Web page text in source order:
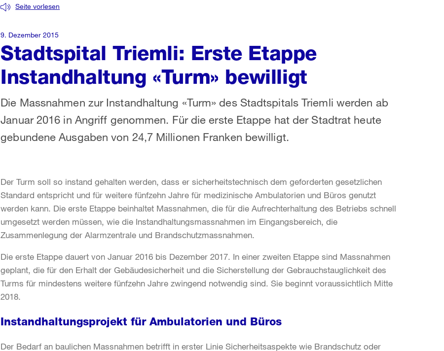
Stadtspital Triemli: Erste Etappe
Instandhaltung «Turm» bewilligt
Seite vorlesen
Die Massnahmen zur Instandhaltung «Turm» des Stadtspitals Triemli werden ab
Januar 2016 in Angriff genommen. Für die erste Etappe hat der Stadtrat heute
gebundene Ausgaben von 24,7 Millionen Franken bewilligt.
9. Dezember 2015
Der Turm soll so instand gehalten werden, dass er sicherheitstechnisch dem geforderten gesetzlichen
Standard entspricht und für weitere fünfzehn Jahre für medizinische Ambulatorien und Büros genutzt
werden kann. Die erste Etappe beinhaltet Massnahmen, die für die Aufrechterhaltung des Betriebs schnell
umgesetzt werden müssen, wie die Instandhaltungsmassnahmen im Eingangsbereich, die
Zusammenlegung der Alarmzentrale und Brandschutzmassnahmen.
Die erste Etappe dauert von Januar 2016 bis Dezember 2017. In einer zweiten Etappe sind Massnahmen
geplant, die für den Erhalt der Gebäudesicherheit und die Sicherstellung der Gebrauchstauglichkeit des
Turms für mindestens weitere fünfzehn Jahre zwingend notwendig sind. Sie beginnt voraussichtlich Mitte
2018.
Instandhaltungsprojekt für Ambulatorien und Büros
Der Bedarf an baulichen Massnahmen betrifft in erster Linie Sicherheitsaspekte wie Brandschutz oder